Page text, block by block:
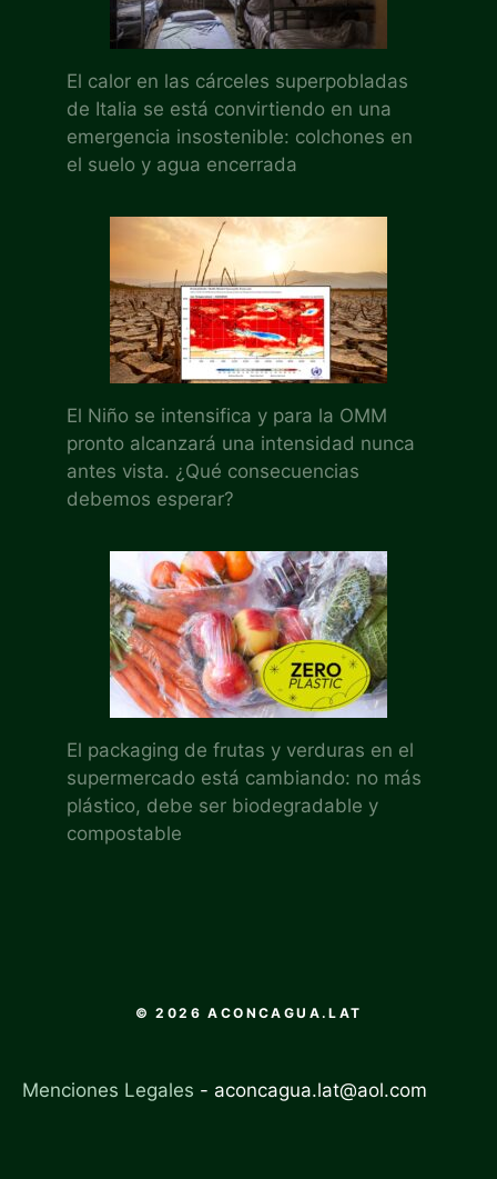
El calor en las cárceles superpobladas
de Italia se está convirtiendo en una
emergencia insostenible: colchones en
el suelo y agua encerrada
El Niño se intensifica y para la OMM
pronto alcanzará una intensidad nunca
antes vista. ¿Qué consecuencias
debemos esperar?
El packaging de frutas y verduras en el
supermercado está cambiando: no más
plástico, debe ser biodegradable y
compostable
© 2026 ACONCAGUA.LAT
Menciones Legales - aconcagua.lat@aol.com